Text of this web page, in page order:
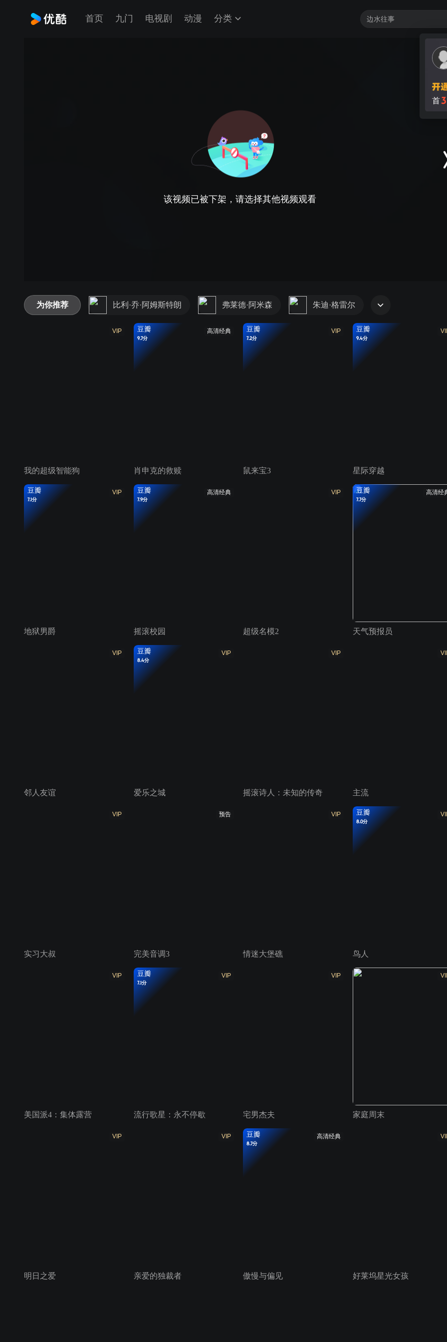
首页 九门 电视剧 动漫 分类
首3
该视频已被下架，请选择其他视频观看
为你推荐 比利·乔·阿姆斯特朗 弗莱德·阿米森 朱迪·格雷尔
VIP
我的超级智能狗
高清经典
豆瓣
9.7分
肖申克的救赎
VIP
豆瓣
7.2分
鼠来宝3
豆瓣
9.4分
星际穿越
VIP
豆瓣
7.1分
地狱男爵
高清经典
豆瓣
7.9分
摇滚校园
VIP
超级名模2
高清经
豆瓣
7.7分
天气预报员
VIP
邻人友谊
VIP
豆瓣
8.4分
爱乐之城
VIP
摇滚诗人：未知的传奇 主流
VIP
实习大叔
预告
完美音调3
VIP
情迷大堡礁
豆瓣
8.0分
鸟人
VIP
美国派4：集体露营
VIP
豆瓣
7.1分
流行歌星：永不停歇
VIP
宅男杰夫 家庭周末
VIP
明日之爱
VIP
亲爱的独裁者
高清经典
豆瓣
8.7分
傲慢与偏见 好莱坞星光女孩